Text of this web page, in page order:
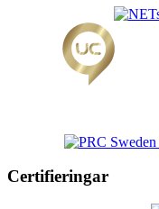
Certifieringar